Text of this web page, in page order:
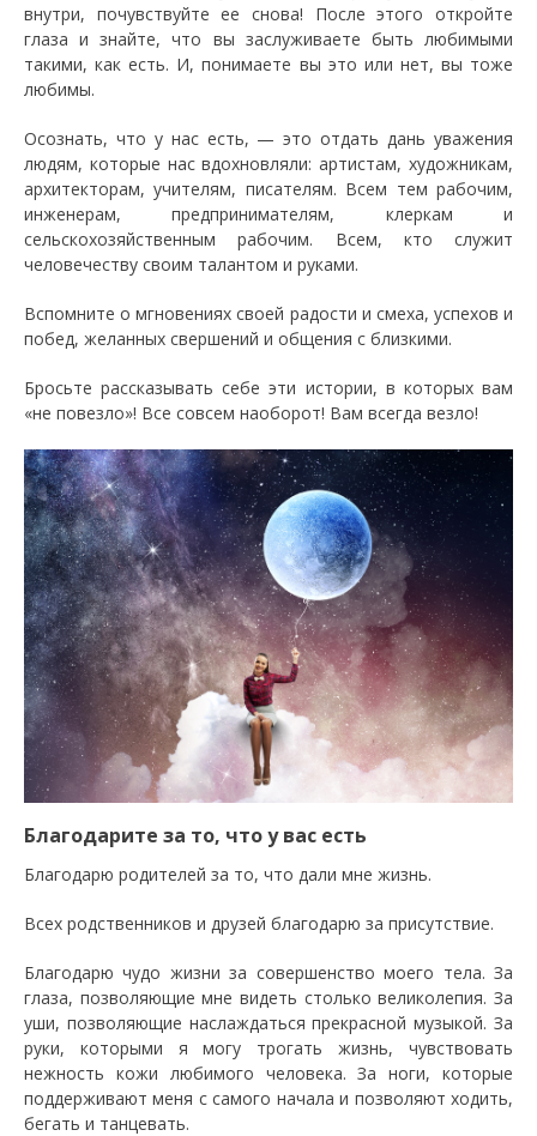
внутри, почувствуйте ее снова! После этого откройте
глаза и знайте, что вы заслуживаете быть любимыми
такими, как есть. И, понимаете вы это или нет, вы тоже
любимы.
Осознать, что у нас есть, — это отдать дань уважения
людям, которые нас вдохновляли: артистам, художникам,
архитекторам, учителям, писателям. Всем тем рабочим,
инженерам, предпринимателям, клеркам и
сельскохозяйственным рабочим. Всем, кто служит
человечеству своим талантом и руками.
Вспомните о мгновениях своей радости и смеха, успехов и
побед, желанных свершений и общения с близкими.
Бросьте рассказывать себе эти истории, в которых вам
«не повезло»! Все совсем наоборот! Вам всегда везло!
Благодарите за то, что у вас есть
Благодарю родителей за то, что дали мне жизнь.
Всех родственников и друзей благодарю за присутствие.
Благодарю чудо жизни за совершенство моего тела. За
глаза, позволяющие мне видеть столько великолепия. За
уши, позволяющие наслаждаться прекрасной музыкой. За
руки, которыми я могу трогать жизнь, чувствовать
нежность кожи любимого человека. За ноги, которые
поддерживают меня с самого начала и позволяют ходить,
бегать и танцевать.